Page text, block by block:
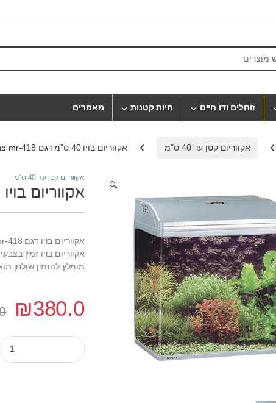
זוחלים ודו חיים חיות קטנות מאמרים
אקווריום קטן עד 40 ס"מ אקווריום בויו 40 ס”מ דגם mr-418 צבע כסוף
🔍
אקווריום קטן עד 40 ס"מ
אקווריום בויו 40 ס”מ דגם mr-418 צבע כסוף
אקווריום בויו דגם mr-418.
אקווריום בויו זמין
מומלץ להזמין שולחן
₪380.0
אקווריום בויו 40 ס"מ דגם mr-418 צבע כסוף quantity